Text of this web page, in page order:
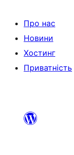
Про нас
Новини
Хостинг
Приватність